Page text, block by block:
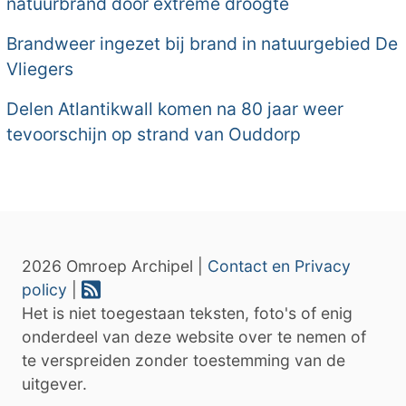
Brandweer ingezet bij brand in natuurgebied De
Vliegers
Delen Atlantikwall komen na 80 jaar weer
tevoorschijn op strand van Ouddorp
2026 Omroep Archipel | Contact en Privacy
policy
Het is niet toegestaan teksten, foto's of enig
onderdeel van deze website over te nemen of
te verspreiden zonder toestemming van de
uitgever.